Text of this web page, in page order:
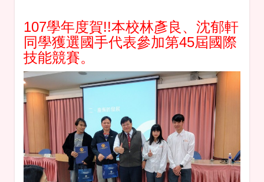
107學年度賀!!本校林彥良、沈郁軒
同學獲選國手代表參加第45屆國際
技能競賽。